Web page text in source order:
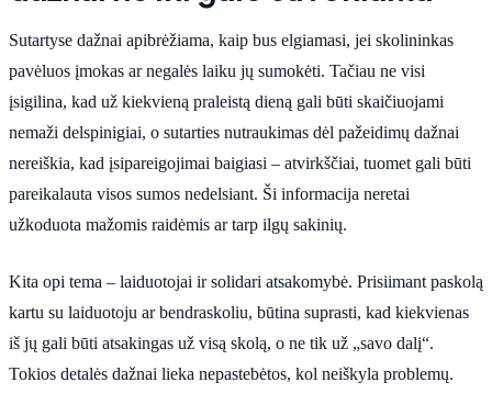
Sutartyse dažnai apibrėžiama, kaip bus elgiamasi, jei skolininkas
pavėluos įmokas ar negalės laiku jų sumokėti. Tačiau ne visi
įsigilina, kad už kiekvieną praleistą dieną gali būti skaičiuojami
nemaži delspinigiai, o sutarties nutraukimas dėl pažeidimų dažnai
nereiškia, kad įsipareigojimai baigiasi – atvirkščiai, tuomet gali būti
pareikalauta visos sumos nedelsiant. Ši informacija neretai
užkoduota mažomis raidėmis ar tarp ilgų sakinių.
Kita opi tema – laiduotojai ir solidari atsakomybė. Prisiimant paskolą
kartu su laiduotoju ar bendraskoliu, būtina suprasti, kad kiekvienas
iš jų gali būti atsakingas už visą skolą, o ne tik už „savo dalį“.
Tokios detalės dažnai lieka nepastebėtos, kol neiškyla problemų.